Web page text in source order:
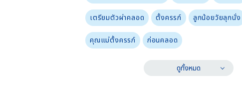
เตรียมตัวผ่าคลอด ตั้งครรภ์ ลูกน้อยวัยลุกนั่ง
คุณแม่ตั้งครรภ์ ก่อนคลอด
ดูทั้งหมด